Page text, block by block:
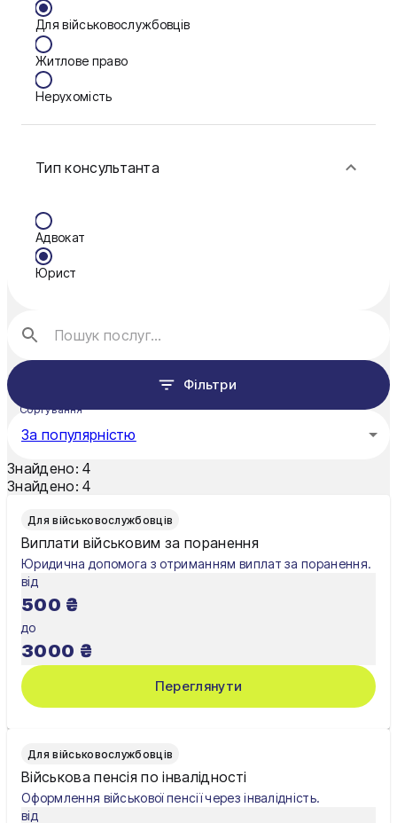
Кам'янське
Ковель
Конотоп
Одеса
Олександрія
Рівне
Умань
Харків
Житомир
Київ
Львів
Для військовослужбовців
Житлове право
Нерухомість
Фінанси
Тип консультанта
Адвокат
Юрист
Фільтри
Сортування
За популярністю
Знайдено: 4
Знайдено: 4
Для військовослужбовців
Виплати військовим за поранення
Юридична допомога з отриманням виплат за поранення.
від
500 ₴
до
3000 ₴
Переглянути
Для військовослужбовців
Військова пенсія по інвалідності
Оформлення військової пенсії через інвалідність.
від